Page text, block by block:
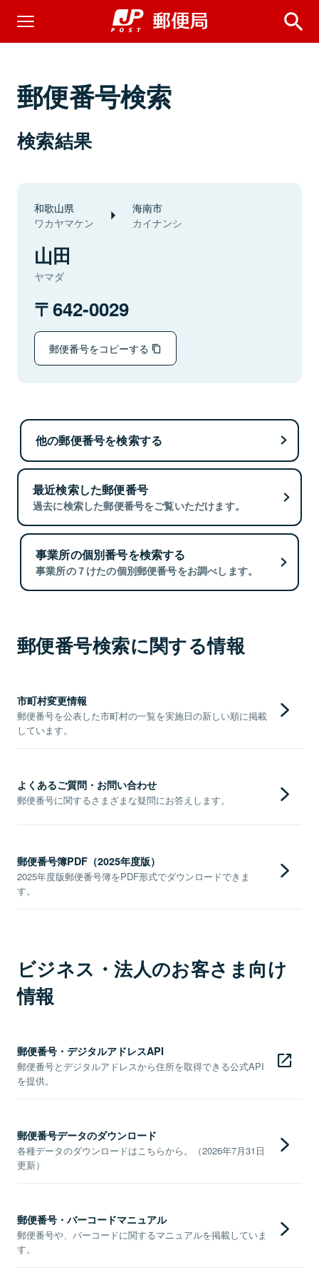
郵便番号検索
検索結果
和歌山県
ワカヤマケン
海南市
カイナンシ
山田
ヤマダ
642-0029
郵便番号をコピーする
他の郵便番号を検索する
最近検索した郵便番号
過去に検索した郵便番号をご覧いただけます。
事業所の個別番号を検索する
事業所の７けたの個別郵便番号をお調べします。
郵便番号検索に関する情報
市町村変更情報
郵便番号を公表した市町村の一覧を実施日の新しい順に掲載
しています。
よくあるご質問・お問い合わせ
郵便番号に関するさまざまな疑問にお答えします。
郵便番号簿PDF（2025年度版）
2025年度版郵便番号簿をPDF形式でダウンロードできま
す。
ビジネス・法人のお客さま向け
情報
郵便番号・デジタルアドレスAPI
郵便番号とデジタルアドレスから住所を取得できる公式API
を提供。
郵便番号データのダウンロード
各種データのダウンロードはこちらから。（2026年7月31日
更新）
郵便番号・バーコードマニュアル
郵便番号や、バーコードに関するマニュアルを掲載していま
す。